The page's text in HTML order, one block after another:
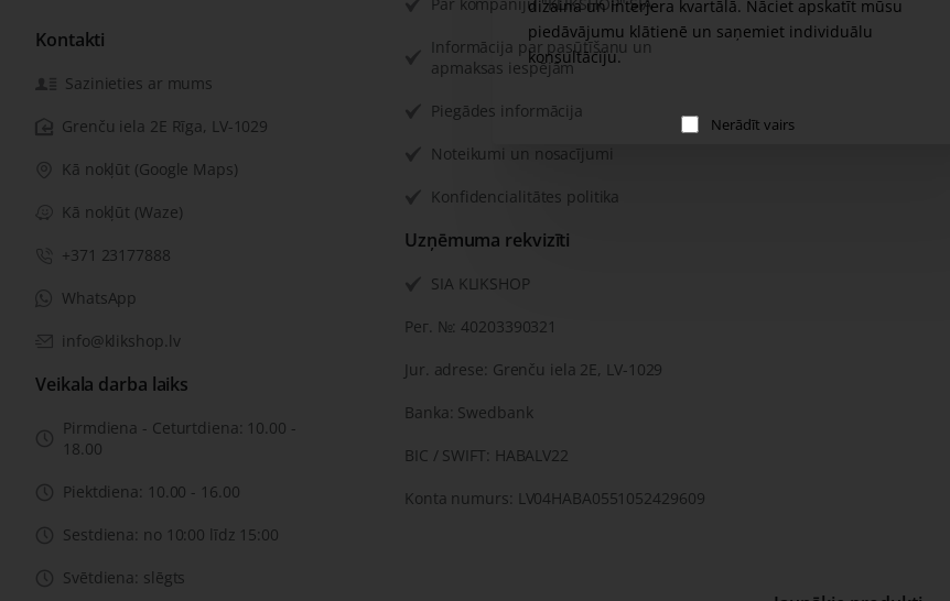
dizaina un interjera kvartālā. Nāciet apskatīt mūsu
piedāvājumu klātienē un saņemiet individuālu
konsultāciju.
Nerādīt vairs
Kontakti
Sazinieties ar mums
Grenču iela 2E Rīga, LV-1029
Kā nokļūt (Google Maps)
Kā nokļūt (Waze)
+371 23177888
WhatsApp
info@klikshop.lv
Veikala darba laiks
Pirmdiena - Ceturtdiena: 10.00 -
18.00
Piektdiena: 10.00 - 16.00
Sestdiena: no 10:00 līdz 15:00
Svētdiena: slēgts
Informācija par pasūtīšanu un
apmaksas iespējām
Piegādes informācija
Noteikumi un nosacījumi
Konfidencialitātes politika
Uzņēmuma rekvizīti
SIA KLIKSHOP
Рег. №: 40203390321
Jur. adrese: Grenču iela 2E, LV-1029
Banka: Swedbank
BIC / SWIFT: HABALV22
Konta numurs: LV04HABA0551052429609